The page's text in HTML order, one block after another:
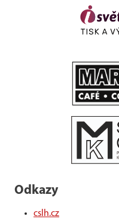
Odkazy
cslh.cz